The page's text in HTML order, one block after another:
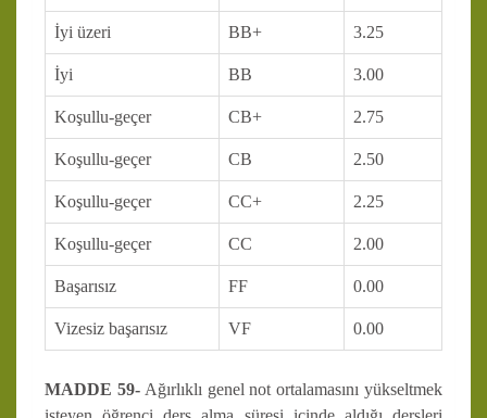
İyi üzeri BB+ 3.25
İyi BB 3.00
Koşullu-geçer CB+ 2.75
Koşullu-geçer CB 2.50
Koşullu-geçer CC+ 2.25
Koşullu-geçer CC 2.00
Başarısız FF 0.00
Vizesiz başarısız VF 0.00
MADDE 59-Ağırlıklı genel not ortalamasını yükseltmek